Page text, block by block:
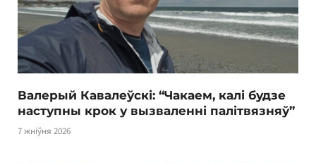
Валерый Кавалеўскі: “Чакаем, калі будзе
наступны крок у вызваленні палітвязняў”
7 жніўня 2026